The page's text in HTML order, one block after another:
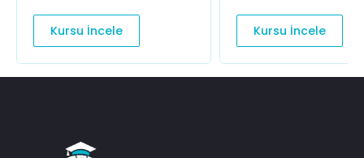
Kursu İncele Kursu İncele